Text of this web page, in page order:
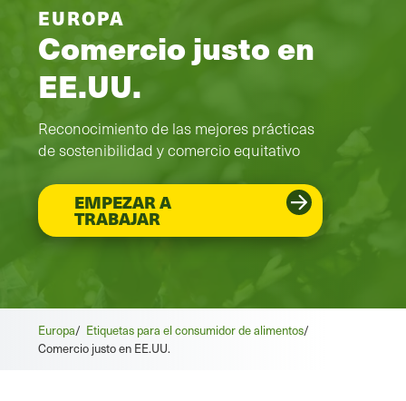
EUROPA
Comercio justo en
EE.UU.
Reconocimiento de las mejores prácticas
de sostenibilidad y comercio equitativo
EMPEZAR A
TRABAJAR
Europa/ Etiquetas para el consumidor de alimentos/
Comercio justo en EE.UU.